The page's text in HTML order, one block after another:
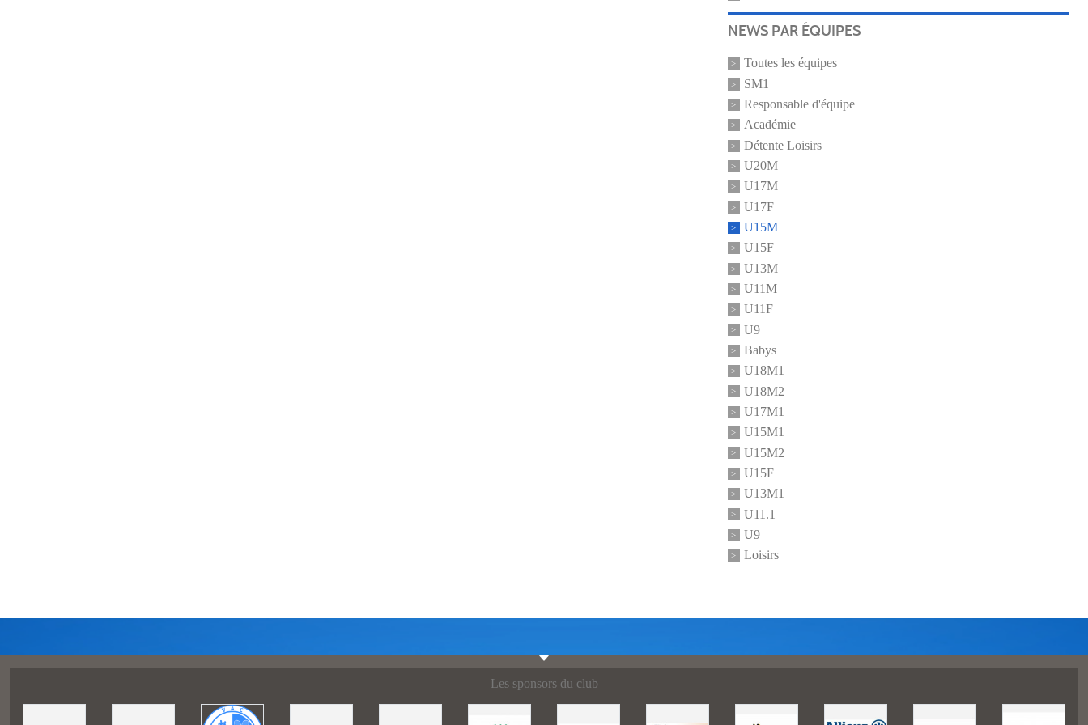
NEWS PAR ÉQUIPES
Toutes les équipes
SM1
Responsable d'équipe
Académie
Détente Loisirs
U20M
U17M
U17F
U15M
U15F
U13M
U11M
U11F
U9
Babys
U18M1
U18M2
U17M1
U15M1
U15M2
U15F
U13M1
U11.1
U9
Loisirs
Les sponsors du club